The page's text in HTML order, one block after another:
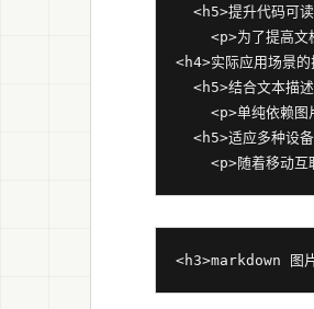
<h5>提升代码可
<p>为了提高文
<h4>实际应用场景
<h5>结合文本描
<p>单纯依赖图
<h5>适应多种设
<h3>markdown 图